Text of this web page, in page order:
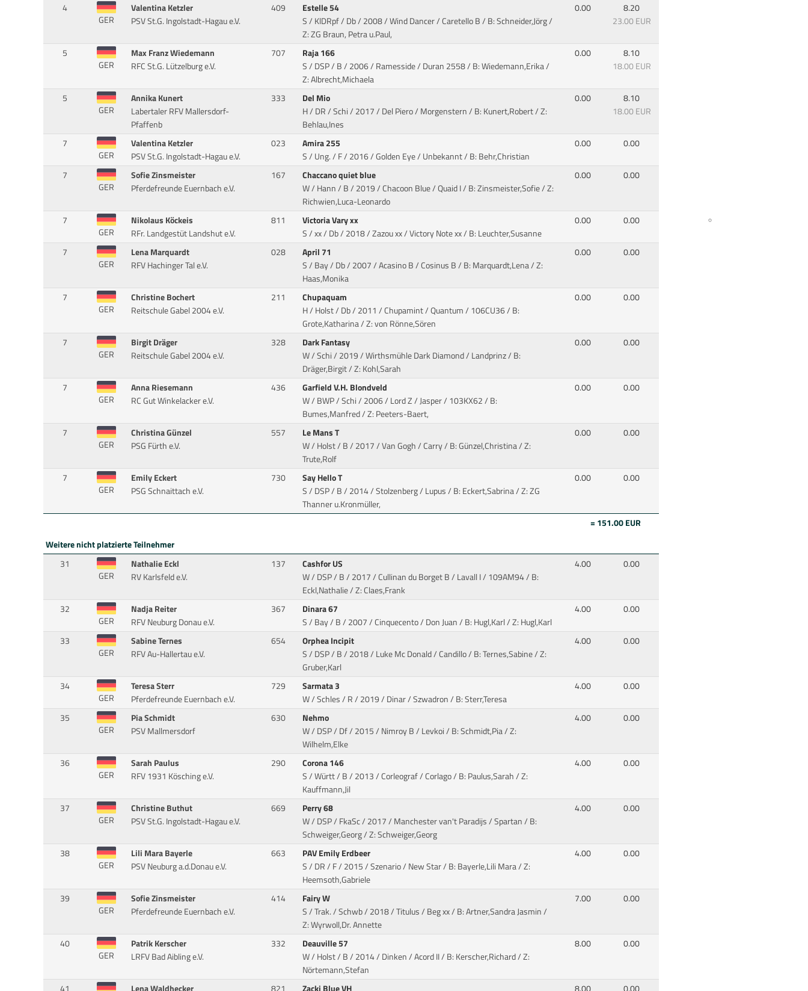
4
GER
Valentina Ketzler
PSV St.G. Ingolstadt-Hagau e.V.
409
Estelle 54
S / KlDRpf / Db / 2008 / Wind Dancer / Caretello B/ B: Schneider,Jörg /
Z: ZG Braun, Petra u.Paul,
0.00
8.20
23.00 EUR
5
GER
Max Franz Wiedemann
RFC St.G. Lützelburg e.V.
707
Raja 166
S / DSP / B / 2006 / Ramesside / Duran 2558/ B: Wiedemann,Erika /
Z: Albrecht,Michaela
0.00
8.10
18.00 EUR
5
GER
Annika Kunert
Labertaler RFV Mallersdorf-
Pfaffenb
333
Del Mio
H / DR / Schi / 2017 / Del Piero / Morgenstern/ B: Kunert,Robert / Z:
Behlau,Ines
0.00
8.10
18.00 EUR
7
GER
Valentina Ketzler
PSV St.G. Ingolstadt-Hagau e.V.
023
Amira 255
S / Ung. / F / 2016 / Golden Eye / Unbekannt/ B: Behr,Christian
0.00 0.00
7
GER
Sofie Zinsmeister
Pferdefreunde Euernbach e.V.
167
Chaccano quiet blue
W / Hann / B / 2019 / Chacoon Blue / Quaid I/ B: Zinsmeister,Sofie / Z:
Richwien,Luca-Leonardo
0.00 0.00
7
GER
Nikolaus Köckeis
RFr. Landgestüt Landshut e.V.
811
Victoria Vary xx
S / xx / Db / 2018 / Zazou xx / Victory Note xx/ B: Leuchter,Susanne
0.00 0.00
7
GER
Lena Marquardt
RFV Hachinger Tal e.V.
028
April 71
S / Bay / Db / 2007 / Acasino B / Cosinus B/ B: Marquardt,Lena / Z:
Haas,Monika
0.00 0.00
7
GER
Christine Bochert
Reitschule Gabel 2004 e.V.
211
Chupaquam
H / Holst / Db / 2011 / Chupamint / Quantum/ 106CU36 / B:
Grote,Katharina / Z: von Rönne,Sören
0.00 0.00
7
GER
Birgit Dräger
Reitschule Gabel 2004 e.V.
328
Dark Fantasy
W / Schi / 2019 / Wirthsmühle Dark Diamond / Landprinz/ B:
Dräger,Birgit / Z: Kohl,Sarah
0.00 0.00
7
GER
Anna Riesemann
RC Gut Winkelacker e.V.
436
Garfield V.H. Blondveld
W / BWP / Schi / 2006 / Lord Z / Jasper/ 103KX62 / B:
Bumes,Manfred / Z: Peeters-Baert,
0.00 0.00
7
GER
Christina Günzel
PSG Fürth e.V.
557
Le Mans T
W / Holst / B / 2017 / Van Gogh / Carry/ B: Günzel,Christina / Z:
Trute,Rolf
0.00 0.00
7
GER
Emily Eckert
PSG Schnaittach e.V.
730
Say Hello T
S / DSP / B / 2014 / Stolzenberg / Lupus/ B: Eckert,Sabrina / Z: ZG
Thanner u.Kronmüller,
0.00 0.00
= 151.00 EUR
Weitere nicht platzierte Teilnehmer
31
GER
Nathalie Eckl
RV Karlsfeld e.V.
137
Cashfor US
W / DSP / B / 2017 / Cullinan du Borget B / Lavall I/ 109AM94 / B:
Eckl,Nathalie / Z: Claes,Frank
4.00 0.00
32
GER
Nadja Reiter
RFV Neuburg Donau e.V.
367
Dinara 67
S / Bay / B / 2007 / Cinquecento / Don Juan/ B: Hugl,Karl / Z: Hugl,Karl
4.00 0.00
33
GER
Sabine Ternes
RFV Au-Hallertau e.V.
654
Orphea Incipit
S / DSP / B / 2018 / Luke Mc Donald / Candillo/ B: Ternes,Sabine / Z:
Gruber,Karl
4.00 0.00
34
GER
Teresa Sterr
Pferdefreunde Euernbach e.V.
729
Sarmata 3
W / Schles / R / 2019 / Dinar / Szwadron/ B: Sterr,Teresa
4.00 0.00
35
GER
Pia Schmidt
PSV Mallmersdorf
630
Nehmo
W / DSP / Df / 2015 / Nimroy B / Levkoi/ B: Schmidt,Pia / Z:
Wilhelm,Elke
4.00 0.00
36
GER
Sarah Paulus
RFV 1931 Kösching e.V.
290
Corona 146
S / Württ / B / 2013 / Corleograf / Corlago/ B: Paulus,Sarah / Z:
Kauffmann,Jil
4.00 0.00
37
GER
Christine Buthut
PSV St.G. Ingolstadt-Hagau e.V.
669
Perry 68
W / DSP / FkaSc / 2017 / Manchester van't Paradijs / Spartan/ B:
Schweiger,Georg / Z: Schweiger,Georg
4.00 0.00
38
GER
Lili Mara Bayerle
PSV Neuburg a.d.Donau e.V.
663
PAV Emily Erdbeer
S / DR / F / 2015 / Szenario / New Star/ B: Bayerle,Lili Mara / Z:
Heemsoth,Gabriele
4.00 0.00
39
GER
Sofie Zinsmeister
Pferdefreunde Euernbach e.V.
414
Fairy W
S / Trak. / Schwb / 2018 / Titulus / Beg xx/ B: Artner,Sandra Jasmin /
Z: Wyrwoll,Dr. Annette
7.00 0.00
40
GER
Patrik Kerscher
LRFV Bad Aibling e.V.
332
Deauville 57
W / Holst / B / 2014 / Dinken / Acord II/ B: Kerscher,Richard / Z:
Nörtemann,Stefan
8.00 0.00